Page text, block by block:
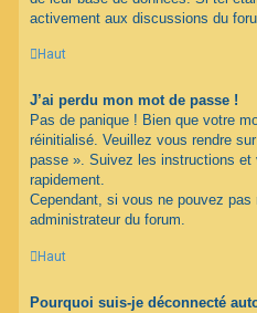
activement aux discussions du
Haut
J’ai perdu mon mot de passe !
Pas de panique ! Bien que votre
réinitialisé. Veuillez vous rendre
passe ». Suivez les instructions et
rapidement.
Cependant, si vous ne pouvez
administrateur du forum.
Haut
Pourquoi suis-je déconnecté